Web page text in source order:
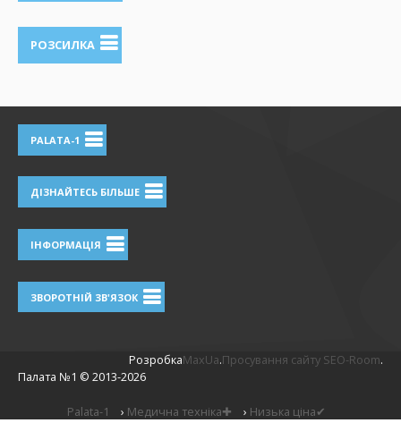
РОЗСИЛКА
PALATA-1
ДІЗНАЙТЕСЬ БІЛЬШЕ
ІНФОРМАЦІЯ
ЗВОРОТНІЙ ЗВ'ЯЗОК
РозробкаMaxUa.Просування сайту SEO-Room.
Палата №1 © 2013-2026
Palata-1 › Медична техніка✚ › Низька ціна✔